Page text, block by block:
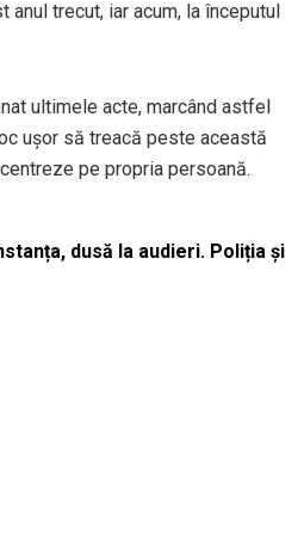
trecut, iar acum, la începutul
ultimele acte, marcând astfel
ușor să treacă peste această
pe propria persoană.
dusă la audieri. Poliția și